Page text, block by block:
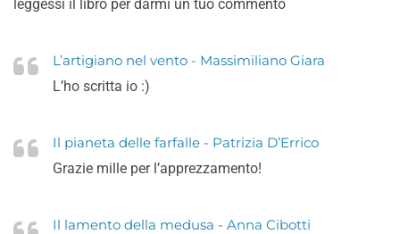
leggessi il libro per darmi un tuo commento
L’artigiano nel vento - Massimiliano Giara
L’ho scritta io :)
Il pianeta delle farfalle - Patrizia D’Errico
Grazie mille per l’apprezzamento!
Il lamento della medusa - Anna Cibotti